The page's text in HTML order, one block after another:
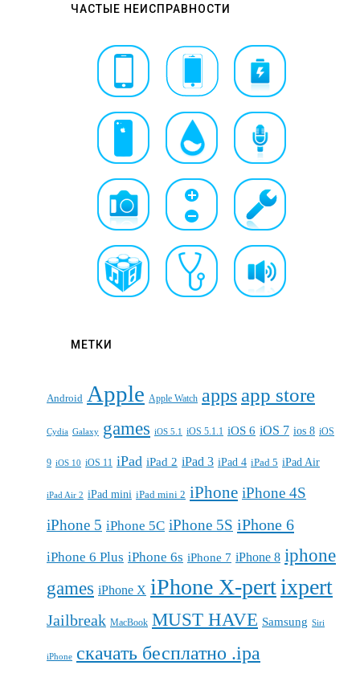
ЧАСТЫЕ НЕИСПРАВНОСТИ
МЕТКИ
Android Apple Apple Watch apps app store
Cydia Galaxy games iOS 5.1 iOS 5.1.1 iOS 6 iOS 7 ios 8 iOS
9 iOS 10 iOS 11 iPad iPad 2 iPad 3 iPad 4 iPad 5 iPad Air
iPad Air 2 iPad mini iPad mini 2 iPhone iPhone 4S
iPhone 5 iPhone 5C iPhone 5S iPhone 6
iPhone 6 Plus iPhone 6s iPhone 7 iPhone 8 iphone
games iPhone X iPhone X-pertixpert
Jailbreak MacBook MUST HAVE Samsung Siri
iPhone скачать бесплатно .ipa